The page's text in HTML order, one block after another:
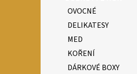
OVOCNÉ
DELIKATESY
MED
KOŘENÍ
DÁRKOVÉ BOXY